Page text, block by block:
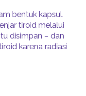
bentuk kapsul.
tiroid melalui
disimpan – dan
karena radiasi